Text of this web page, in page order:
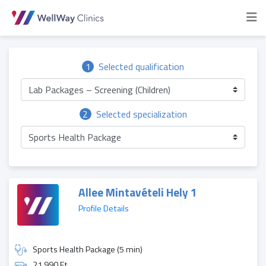
1 Selected qualification
Lab Packages – Screening (Children)
2
Selected specialization
Sports Health Package
Allee Mintavételi Hely 1
Profile Details
Sports Health Package (5 min)